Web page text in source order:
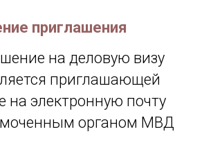
приглашения
на деловую визу
приглашающей
на электронную почту
органом МВД